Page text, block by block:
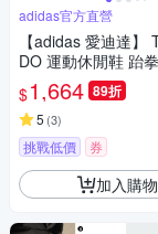
adidas官方直營
【adidas 愛迪達】
DO 運動休閒鞋 跆
鞋 女鞋 - Originals
$1,664 89折
5 (3)
挑戰低價 券
加入購